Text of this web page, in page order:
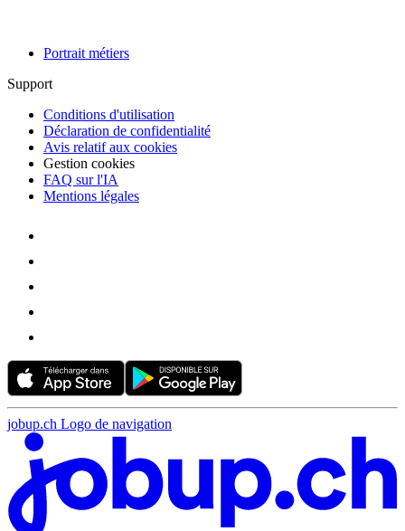
Portrait métiers
Support
Conditions d'utilisation
Déclaration de confidentialité
Avis relatif aux cookies
Gestion cookies
FAQ sur l'IA
Mentions légales
jobup.ch Logo de navigation